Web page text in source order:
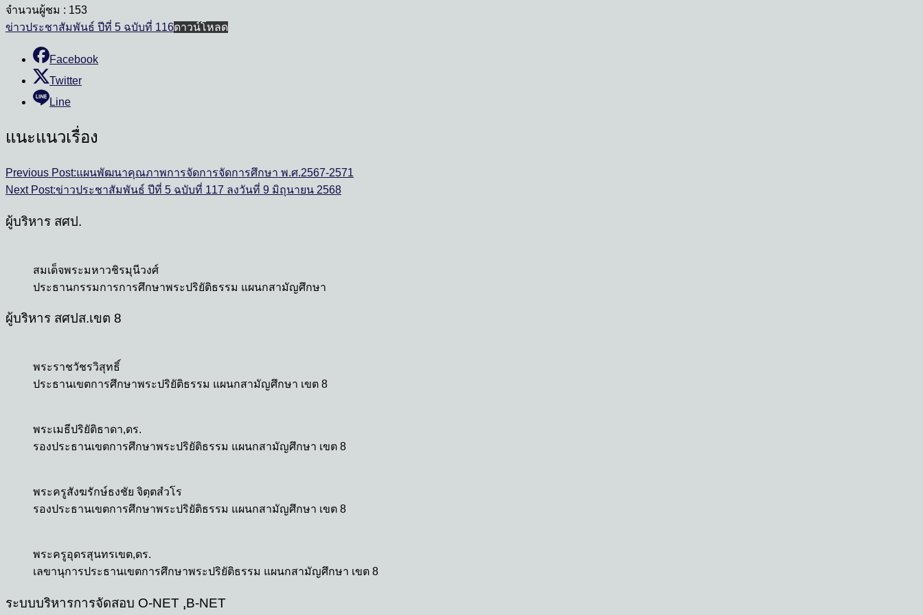
จำนวนผู้ชม : 153
ข่าวประชาสัมพันธ์ ปีที่ 5 ฉบับที่ 116ดาวน์โหลด
Facebook
Twitter
Line
แนะแนวเรื่อง
Previous Post:แผนพัฒนาคุณภาพการจัดการจัดการศึกษา พ.ศ.2567-2571
Next Post:ข่าวประชาสัมพันธ์ ปีที่ 5 ฉบับที่ 117 ลงวันที่ 9 มิถุนายน 2568
ผู้บริหาร สศป.
สมเด็จพระมหาวชิรมุนีวงศ์
ประธานกรรมการการศึกษาพระปริยัติธรรม แผนกสามัญศึกษา
ผู้บริหาร สศปส.เขต 8
พระราชวัชรวิสุทธิ์
ประธานเขตการศึกษาพระปริยัติธรรม แผนกสามัญศึกษา เขต 8
พระเมธีปริยัติธาดา,ดร.
รองประธานเขตการศึกษาพระปริยัติธรรม แผนกสามัญศึกษา เขต 8
พระครูสังฆรักษ์ธงชัย จิตฺตสํวโร
รองประธานเขตการศึกษาพระปริยัติธรรม แผนกสามัญศึกษา เขต 8
พระครูอุดรสุนทรเขต,ดร.
เลขานุการประธานเขตการศึกษาพระปริยัติธรรม แผนกสามัญศึกษา เขต 8
ระบบบริหารการจัดสอบ O-NET ,ฺB-NET